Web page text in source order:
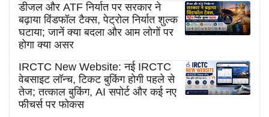
डीजल और ATF निर्यात पर सरकार ने
बढ़ाया विंडफॉल टैक्स, पेट्रोल निर्यात शुल्क
घटाया; जानें क्या बदला और आम लोगों पर
होगा क्या असर
IRCTC New Website: नई IRCTC
वेबसाइट लॉन्च, टिकट बुकिंग होगी पहले से
तेज; तत्काल बुकिंग, AI सपोर्ट और कई नए
फीचर्स पर फोकस